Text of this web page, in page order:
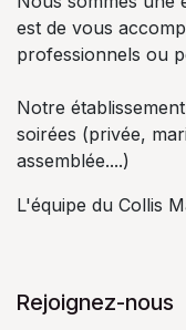
est de vous
professionnels ou
Notre
soirées (privée,
assemblée....)
L'équipe du Collis
Rejoignez-nous